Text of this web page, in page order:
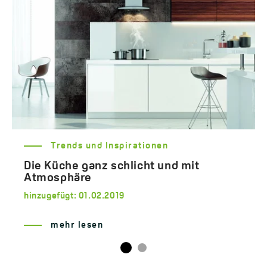
Trends und Inspirationen
Die Küche ganz schlicht und mit
Atmosphäre
hinzugefügt: 01.02.2019
mehr lesen